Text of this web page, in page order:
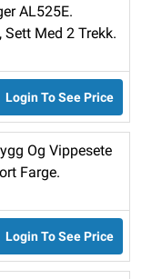
AL525E.
Med 2 Trekk.
Login To See Price
Og Vippesete
Farge.
Login To See Price